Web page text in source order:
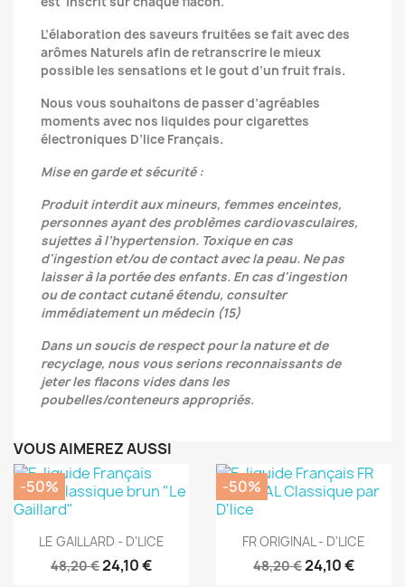
L’élaboration des saveurs fruitées se fait avec des
arômes Naturels afin de retranscrire le mieux
possible les sensations et le gout d’un fruit frais.
Nous vous souhaitons de passer d’agréables
moments avec nos liquides pour cigarettes
électroniques D’lice Français.
Mise en garde et sécurité :
Produit interdit aux mineurs, femmes enceintes,
personnes ayant des problèmes cardiovasculaires,
sujettes à l’hypertension. Toxique en cas
d'ingestion et/ou de contact avec la peau. Ne pas
laisser à la portée des enfants. En cas d'ingestion
ou de contact cutané étendu, consulter
immédiatement un médecin (15)
Dans un soucis de respect pour la nature et de
recyclage, nous vous serions reconnaissants de
jeter les flacons vides dans les
poubelles/conteneurs appropriés.
VOUS AIMEREZ AUSSI
Aperçu rapide
LE GAILLARD - D'LICE
48,20 €24,10 €
-50%
Aperçu rapide
FR ORIGINAL - D'LICE
48,20 €24,10 €
-50%